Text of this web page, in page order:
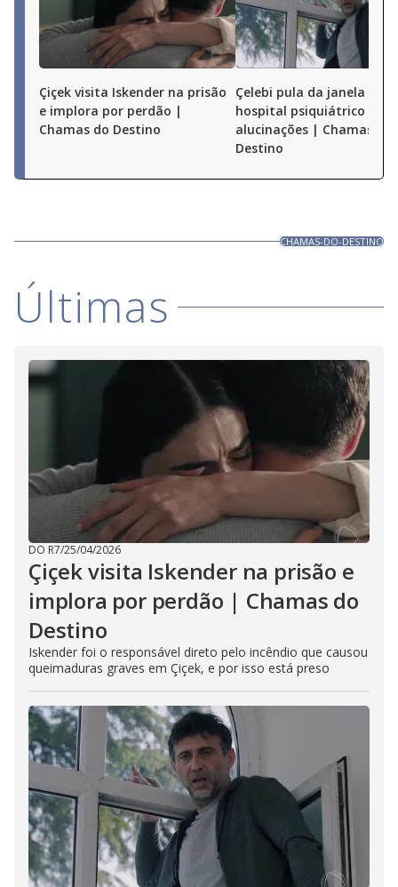
Çiçek visita Iskender na prisão
e implora por perdão |
Chamas do Destino
Çelebi pula da janela de
hospital psiquiátrico
alucinações | Chamas do
Destino
CHAMAS-DO-DESTINO
Últimas
DO R7/25/04/2026
Çiçek visita Iskender na prisão e
implora por perdão | Chamas do
Destino
Iskender foi o responsável direto pelo incêndio que causou
queimaduras graves em Çiçek, e por isso está preso